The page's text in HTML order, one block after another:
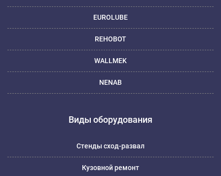
EUROLUBE
REHOBOT
WALLMEK
NENAB
Виды оборудования
Стенды сход-развал
Кузовной ремонт